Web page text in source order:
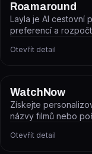
Roamaround
Layla je AI cestovní
preferencí a
Otevřít detail
WatchNow
Získejte
názvy filmů nebo
Otevřít detail